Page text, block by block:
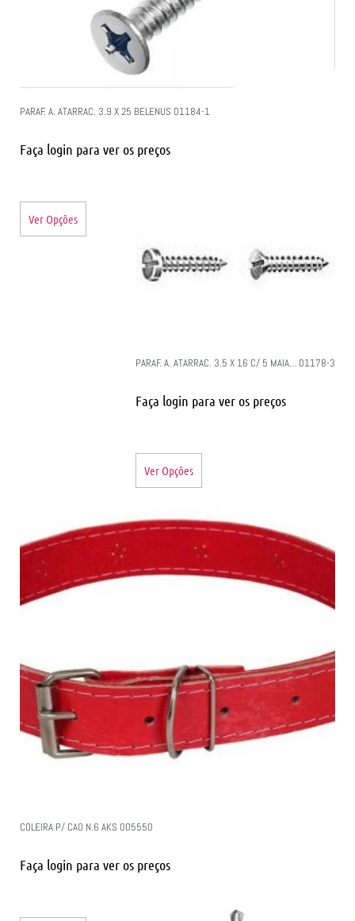
PARAF. A. ATARRAC. 3.9 X 25 BELENUS 01184-1
Faça login para ver os preços
Ver Opções
PARAF. A. ATARRAC. 3.5 X 16 C/ 5 MAIA… 01178-3
Faça login para ver os preços
Ver Opções
COLEIRA P/ CAO N.6 AKS 005550
Faça login para ver os preços